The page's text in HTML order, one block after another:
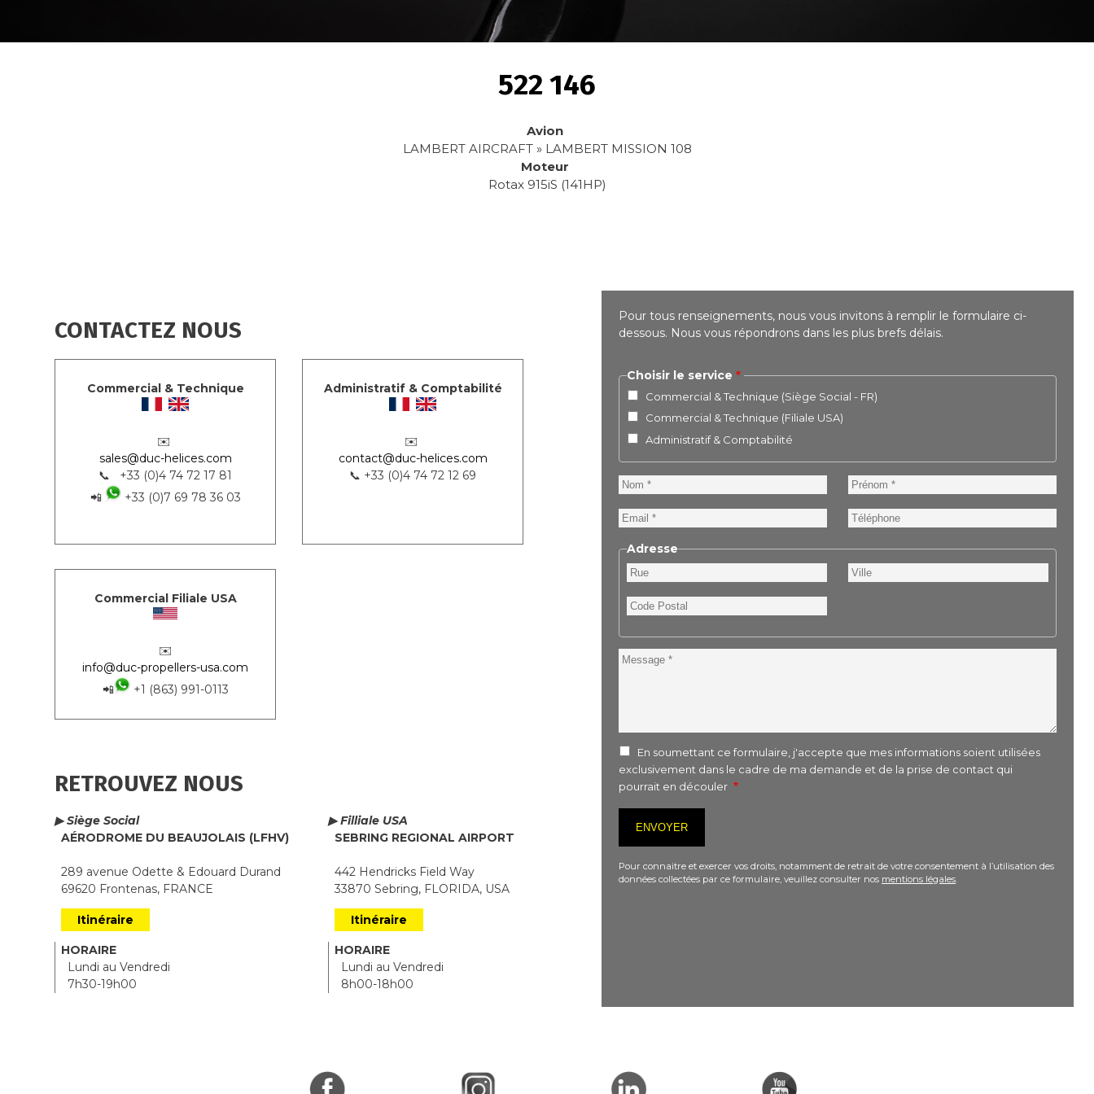
522 146
Avion
LAMBERT AIRCRAFT » LAMBERT MISSION 108
Moteur
Rotax 915iS (141HP)
CONTACTEZ NOUS
Commercial & Technique
✉️
sales@duc-helices.com
📞 +33 (0)4 74 72 17 81
📲
+33 (0)7 69 78 36 03
Administratif & Comptabilité
✉️
contact@duc-helices.com
📞 +33 (0)4 74 72 12 69
Commercial Filiale USA
✉️
info@duc-propellers-usa.com
📲
+1 (863) 991-0113
RETROUVEZ NOUS
▶ Siège Social
AÉRODROME DU BEAUJOLAIS (LFHV)
289 avenue Odette & Edouard Durand
69620 Frontenas, FRANCE
Itinéraire
HORAIRE
Lundi au Vendredi
7h30-19h00
▶ Filliale USA
SEBRING REGIONAL AIRPORT
442 Hendricks Field Way
33870 Sebring, FLORIDA, USA
Itinéraire
HORAIRE
Lundi au Vendredi
8h00-18h00
Pour tous renseignements, nous vous invitons à remplir le formulaire ci-
dessous. Nous vous répondrons dans les plus brefs délais.
Choisir le service
Commercial & Technique (Siège Social - FR)
Commercial & Technique (Filiale USA)
Administratif & Comptabilité
Nom Prénom
Email Téléphone
Adresse
Rue Ville
Code
Postal
Message
En soumettant ce formulaire, j'accepte que mes informations soient utilisées
exclusivement dans le cadre de ma demande et de la prise de contact qui
pourrait en découler
Pour connaitre et exercer vos droits, notamment de retrait de votre consentement à l’utilisation des
données collectées par ce formulaire, veuillez consulter nos mentions légales.